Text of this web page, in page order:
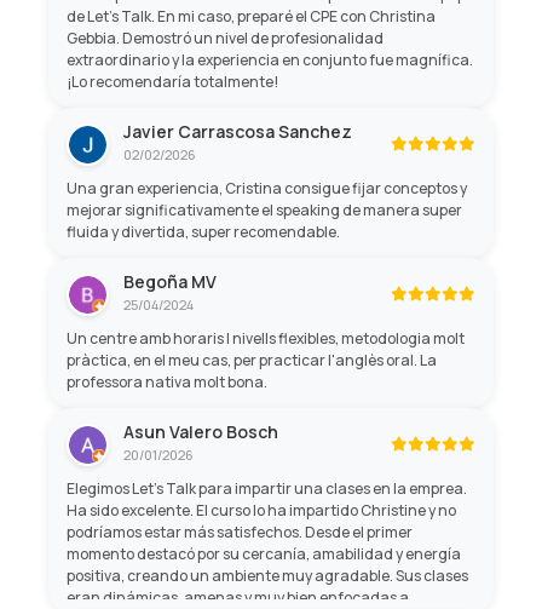
de Let's Talk. En mi caso, preparé el CPE con Christina
Gebbia. Demostró un nivel de profesionalidad
extraordinario y la experiencia en conjunto fue magnífica.
¡Lo recomendaría totalmente!
Javier Carrascosa Sanchez
02/02/2026
Una gran experiencia, Cristina consigue fijar conceptos y
mejorar significativamente el speaking de manera super
fluida y divertida, super recomendable.
Begoña MV
25/04/2024
Un centre amb horaris I nivells flexibles, metodologia molt
pràctica, en el meu cas, per practicar l'anglès oral. La
professora nativa molt bona.
Asun Valero Bosch
20/01/2026
Elegimos Let’s Talk para impartir una clases en la emprea.
Ha sido excelente. El curso lo ha impartido Christine y no
podríamos estar más satisfechos. Desde el primer
momento destacó por su cercanía, amabilidad y energía
positiva, creando un ambiente muy agradable. Sus clases
eran dinámicas, amenas y muy bien enfocadas a